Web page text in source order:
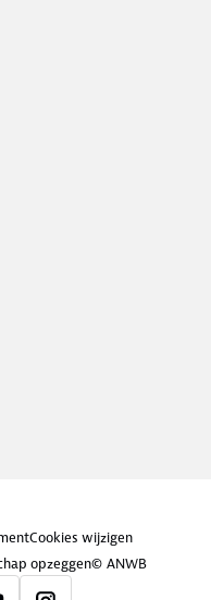
Cookies wijzigen
opzeggen© ANWB